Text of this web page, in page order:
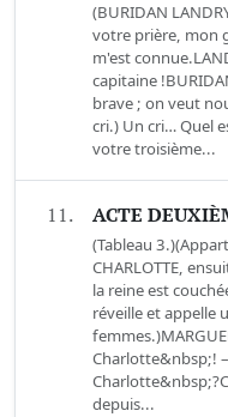
(BURIDAN
votre prière, mon
m'est
capitaine
brave ; on veut
cri.) Un cri… Quel
votre troisième...
11. ACTE
(Tableau
CHARLOTTE,
la reine est
réveille et appelle
Charlotte&nbsp;!
depuis...